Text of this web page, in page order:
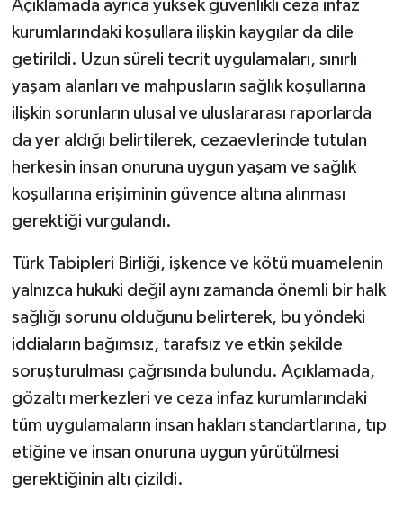
Açıklamada ayrıca yüksek güvenlikli ceza infaz
kurumlarındaki koşullara ilişkin kaygılar da dile
getirildi. Uzun süreli tecrit uygulamaları, sınırlı
yaşam alanları ve mahpusların sağlık koşullarına
ilişkin sorunların ulusal ve uluslararası raporlarda
da yer aldığı belirtilerek, cezaevlerinde tutulan
herkesin insan onuruna uygun yaşam ve sağlık
koşullarına erişiminin güvence altına alınması
gerektiği vurgulandı.
Türk Tabipleri Birliği, işkence ve kötü muamelenin
yalnızca hukuki değil aynı zamanda önemli bir halk
sağlığı sorunu olduğunu belirterek, bu yöndeki
iddiaların bağımsız, tarafsız ve etkin şekilde
soruşturulması çağrısında bulundu. Açıklamada,
gözaltı merkezleri ve ceza infaz kurumlarındaki
tüm uygulamaların insan hakları standartlarına, tıp
etiğine ve insan onuruna uygun yürütülmesi
gerektiğinin altı çizildi.